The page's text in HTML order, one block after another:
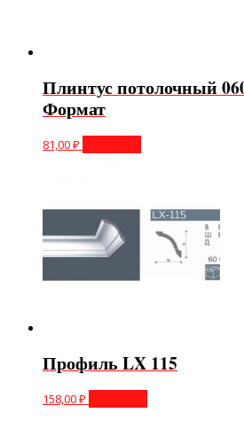
Плинтус потолочный
Формат
81,00₽
Профиль LX 115
158,00₽